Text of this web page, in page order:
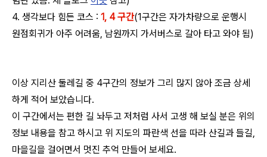
4. 생각보다 힘든 코스 : 1, 4 구간(1구간은 자가차량으로 운행시
원점회귀가 아주 어려움, 남원까지 가서버스로 갈아 타고 와야 됨)
이상 지리산 둘레길 중 4구간의 정보가 그리 많지 않아 조금 상세
하게 적어 보았습니다.
이 구간에서는 편한 길 놔두고 저처럼 사서 고생 해 보실 분은 위의
정보 내용을 참고 하시고 위 지도의 파란색 선을 따라 산길과 들길,
마을길을 걸어면서 멋진 추억 만들어 보세요.